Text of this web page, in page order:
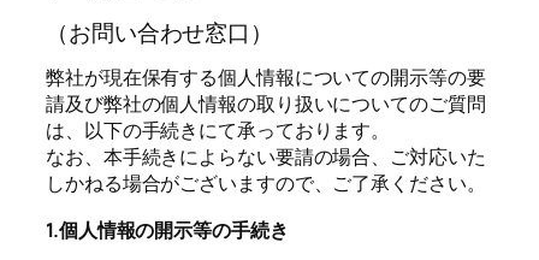
（お問い合わせ窓口）
弊社が現在保有する個人情報についての開示等の要
請及び弊社の個人情報の取り扱いについてのご質問
は、以下の手続きにて承っております。
なお、本手続きによらない要請の場合、ご対応いた
しかねる場合がございますので、ご了承ください。
1.個人情報の開示等の手続き